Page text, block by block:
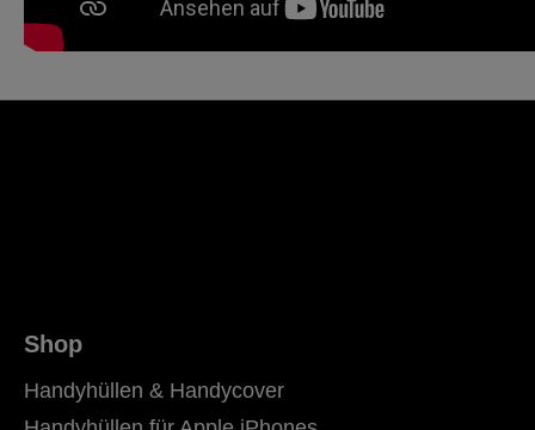
Shop
Handyhüllen & Handycover